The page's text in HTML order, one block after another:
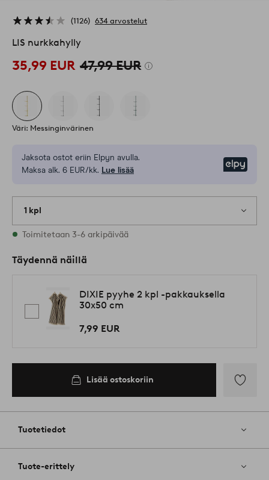
1126 634 arvostelut
LIS nurkkahylly
35,99 EUR 47,99 EUR
Väri: Messinginvärinen
Jaksota ostot eriin Elpyn avulla.
Maksa alk. 6 EUR/kk. Lue lisää
1 kpl
Varastossa
Toimitetaan 3-6 arkipäivää
Täydennä näillä
DIXIE pyyhe 2 kpl -pakkauksella
30x50 cm
7,99 EUR
Lisää ostoskoriin
Tuotetiedot
Tuote-erittely